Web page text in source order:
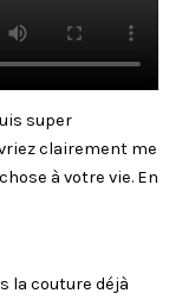
super
clairement me
à votre vie. En
la couture déjà